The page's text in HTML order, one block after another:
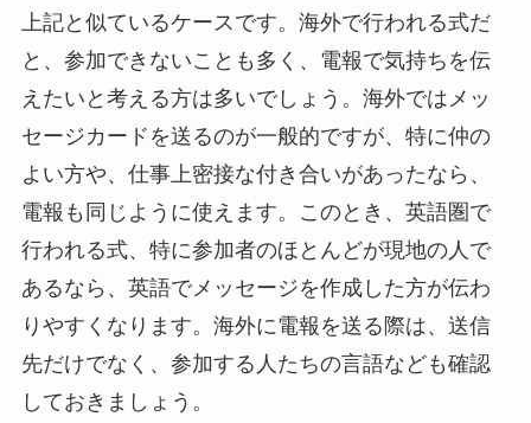
上記と似ているケースです。海外で行われる式だ
と、参加できないことも多く、電報で気持ちを伝
えたいと考える方は多いでしょう。海外ではメッ
セージカードを送るのが一般的ですが、特に仲の
よい方や、仕事上密接な付き合いがあったなら、
電報も同じように使えます。このとき、英語圏で
行われる式、特に参加者のほとんどが現地の人で
あるなら、英語でメッセージを作成した方が伝わ
りやすくなります。海外に電報を送る際は、送信
先だけでなく、参加する人たちの言語なども確認
しておきましょう。